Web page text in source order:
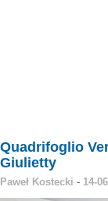
Quadrifoglio
Giulietty
Paweł Kostecki - 14-